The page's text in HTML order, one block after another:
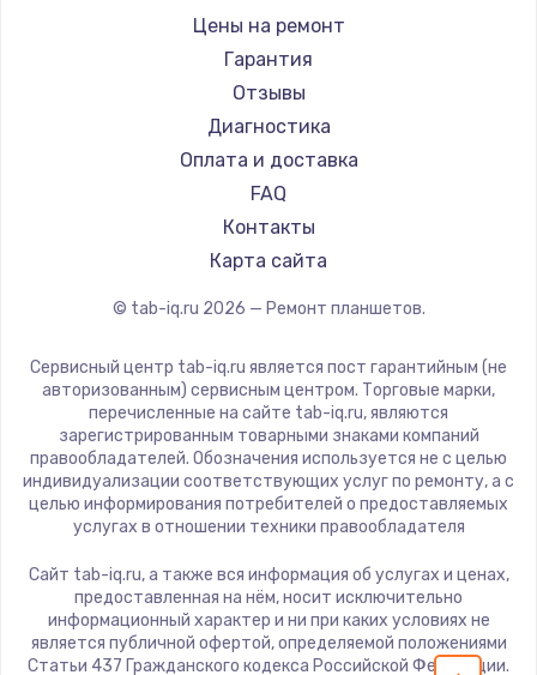
BlackView
Amazon
Aquarius
Philips
Dell
HP
Getac
ZTE
CHUWI
Цены на ремонт
Гарантия
Отзывы
Диагностика
Оплата и доставка
FAQ
Контакты
Карта сайта
© tab-iq.ru 2026 — Ремонт планшетов.
Сервисный центр tab-iq.ru является пост гарантийным (не
авторизованным) сервисным центром. Торговые марки,
перечисленные на сайте tab-iq.ru, являются
зарегистрированным товарными знаками компаний
правообладателей. Обозначения используется не с целью
индивидуализации соответствующих услуг по ремонту, а с
целью информирования потребителей о предоставляемых
услугах в отношении техники правообладателя
Сайт tab-iq.ru, а также вся информация об услугах и ценах,
предоставленная на нём, носит исключительно
информационный характер и ни при каких условиях не
является публичной офертой, определяемой положениями
Статьи 437 Гражданского кодекса Российской Федерации.